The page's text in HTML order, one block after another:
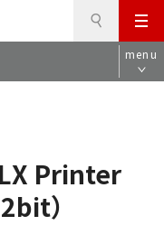
メ
ニ
ュ
menu
Printer
）